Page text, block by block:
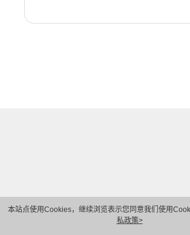
本站点使用Cookies，继续浏览表示您同意我们使用
私政策>